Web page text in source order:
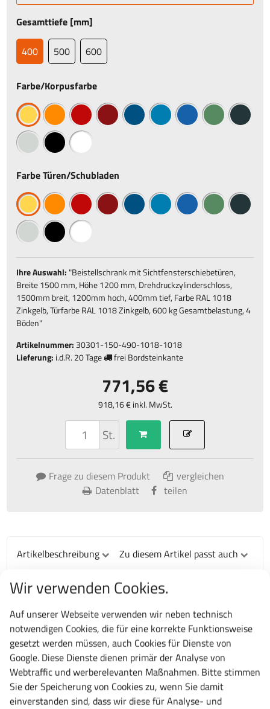
Gesamttiefe [mm]
400 500 600
Farbe/Korpusfarbe
Farbe Türen/Schubladen
Ihre Auswahl: "Beistellschrank mit Sichtfensterschiebetüren,
Breite 1500 mm, Höhe 1200 mm, Drehdruckzylinderschloss,
1500mm breit, 1200mm hoch, 400mm tief, Farbe RAL 1018
Zinkgelb, Türfarbe RAL 1018 Zinkgelb, 600 kg Gesamtbelastung, 4
Böden"
Artikelnummer: 30301-150-490-1018-1018
Lieferung: i.d.R. 20 Tage frei Bordsteinkante
771,56 €
918,16 € inkl. MwSt.
St.
Frage zu diesem Produkt
vergleichen
Datenblatt
teilen
Artikelbeschreibung Zu diesem Artikel passt auch
Artikelbeschreibung
Beistellschrankin Höhe 1200 mm (3 Ordnerhöhen DIN
A4 möglich), Schränke in 1000 mm Breite ohne
Trennwand, Schränke in 1500 mm und 2000 mm Breite
mit Trennwand. Verzinkte Einlegeböden, im Raster von
17 mm höhenverstellbar und mit 80 kg belastbar bei
gleichmäßig verteilter Last. Die Beistellschränke in 1000
mm Breite sind mit 2 Einlegeböden, in 1500 und 2000
Wir verwenden Cookies.
Auf unserer Webseite verwenden wir neben technisch
notwendigen Cookies, die für eine korrekte Funktionsweise
gesetzt werden müssen, auch Cookies für Dienste von
Google. Diese Dienste dienen primär der Analyse von
Webtraffic und werberelevanten Maßnahmen. Bitte stimmen
Sie der Speicherung von Cookies zu, wenn Sie damit
einverstanden sind, dass wir diese für Analyse- und